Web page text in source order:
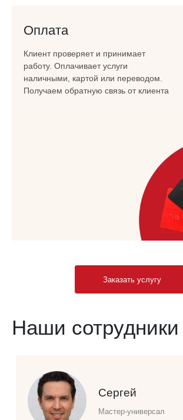
Оплата
Клиент проверяет и принимает
работу. Оплачивает услуги
наличными, картой или переводом.
Получаем обратную связь от клиента
Заказать услугу
Наши сотрудники
Сергей
Мастер-универсал